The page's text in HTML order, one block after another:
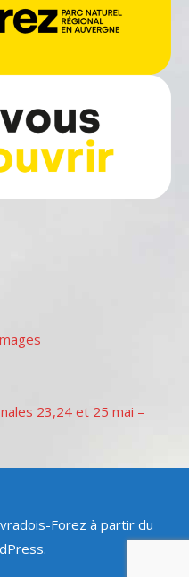
23,24 et 25 mai –
Forez à partir du